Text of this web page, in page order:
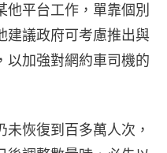
平台工作，單靠個別
建議政府可考慮推出與
以加強對網約車司機的
恢復到百多萬人次，